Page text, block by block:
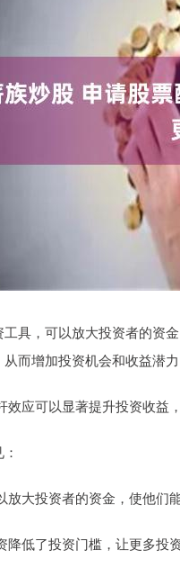
具，可以放大投资者的资
而增加投资机会和收益潜力
应可以显著提升投资收益
大投资者的资金，使他们
低了投资门槛，让更多投